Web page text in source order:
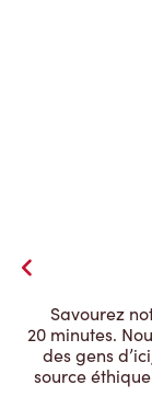
Savourez
20 minutes.
des gens
source